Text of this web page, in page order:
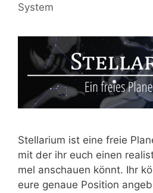
System
Stel­la­ri­um ist eine freie
mit der ihr euch einen
mel anschau­en könnt. Ihr
eure genaue Posi­ti­on